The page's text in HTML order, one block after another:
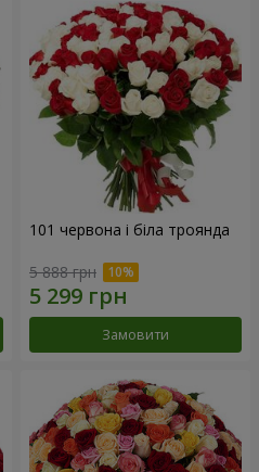
101 червона і біла троянда
5 888 грн
Замовити